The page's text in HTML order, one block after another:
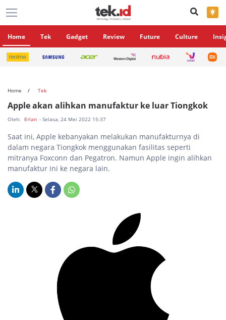
×
Home Tek Gadget Review Future Culture
Home Tek
Apple akan alihkan manufaktur ke luar Tiongkok
Oleh: Erlan - Selasa, 24 Mei 2022 15:37
Saat ini, Apple kebanyakan melakukan manufakturnya di
dalam negara Tiongkok menggunakan fasilitas seperti
mitranya Foxconn dan Pegatron. Namun Apple ingin alihkan
manufaktur ini ke negara lain.